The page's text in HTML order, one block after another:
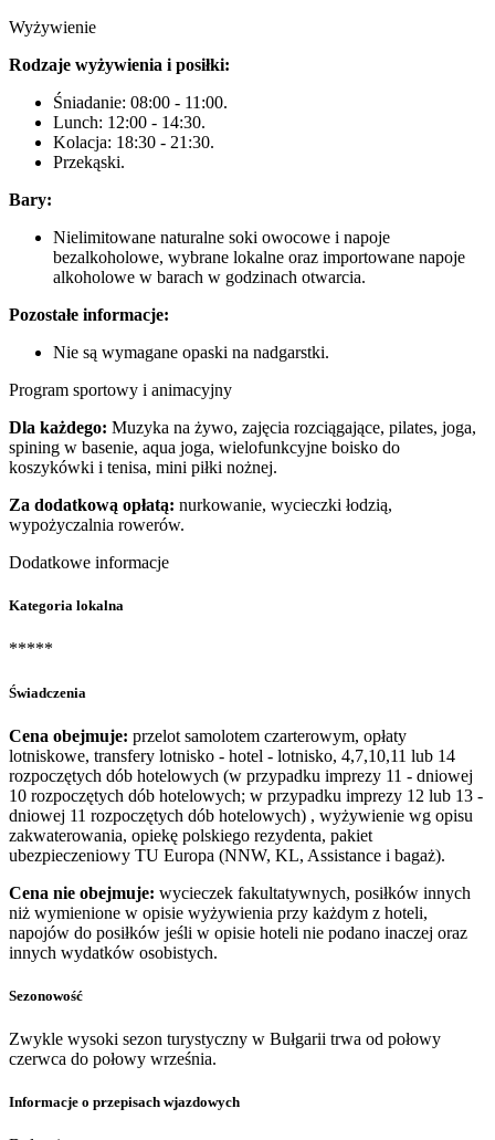
Wyżywienie
Rodzaje wyżywienia i posiłki:
Śniadanie: 08:00 - 11:00.
Lunch: 12:00 - 14:30.
Kolacja: 18:30 - 21:30.
Przekąski.
Bary:
Nielimitowane naturalne soki owocowe i napoje
bezalkoholowe, wybrane lokalne oraz importowane napoje
alkoholowe w barach w godzinach otwarcia.
Pozostałe informacje:
Nie są wymagane opaski na nadgarstki.
Program sportowy i animacyjny
Dla każdego: Muzyka na żywo, zajęcia rozciągające, pilates, joga,
spining w basenie, aqua joga, wielofunkcyjne boisko do
koszykówki i tenisa, mini piłki nożnej.
Za dodatkową opłatą: nurkowanie, wycieczki łodzią,
wypożyczalnia rowerów.
Dodatkowe informacje
Kategoria lokalna
*****
Świadczenia
Cena obejmuje: przelot samolotem czarterowym, opłaty
lotniskowe, transfery lotnisko - hotel - lotnisko, 4,7,10,11 lub 14
rozpoczętych dób hotelowych (w przypadku imprezy 11 - dniowej
10 rozpoczętych dób hotelowych; w przypadku imprezy 12 lub 13 -
dniowej 11 rozpoczętych dób hotelowych) , wyżywienie wg opisu
zakwaterowania, opiekę polskiego rezydenta, pakiet
ubezpieczeniowy TU Europa (NNW, KL, Assistance i bagaż).
Cena nie obejmuje: wycieczek fakultatywnych, posiłków innych
niż wymienione w opisie wyżywienia przy każdym z hoteli,
napojów do posiłków jeśli w opisie hoteli nie podano inaczej oraz
innych wydatków osobistych.
Sezonowość
Zwykle wysoki sezon turystyczny w Bułgarii trwa od połowy
czerwca do połowy września.
Informacje o przepisach wjazdowych